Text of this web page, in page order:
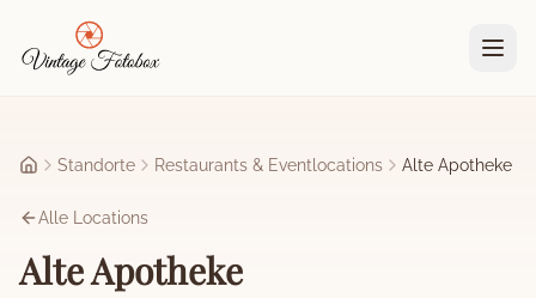
Startseite
Standorte Restaurants & Eventlocations Alte Apotheke
Alle Locations
Alte Apotheke